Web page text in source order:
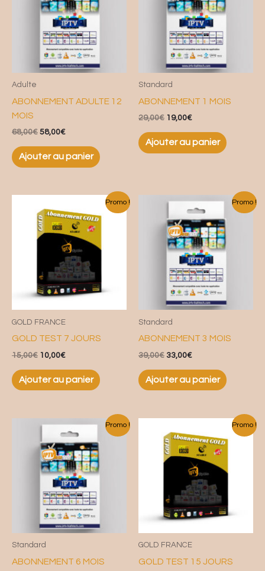
Adulte
ABONNEMENT ADULTE 12
MOIS
68,00€
68,00€.
58,00€
58,00€.
Ajouter au panier
Standard
ABONNEMENT 1 MOIS
29,00€
29,00€.
19,00€
19,00€.
Ajouter au panier
Promo !
GOLD FRANCE
GOLD TEST 7 JOURS
15,00€
prix
initial
était :
15,00€.
10,00€
prix
actuel
est :
10,00€.
Ajouter au panier
Promo !
Standard
ABONNEMENT 3 MOIS
39,00€
Le
initial
était :
39,00€.
33,00€
Le
prix
actuel
est :
33,00€.
Ajouter au panier
Promo !
Standard
ABONNEMENT 6 MOIS
initial
était :
49,00€.
prix
actuel
est :
44,00€.
Promo !
GOLD FRANCE
GOLD TEST 15 JOURS
prix
initial
était :
20,00€.
prix
actuel
est :
15,00€.